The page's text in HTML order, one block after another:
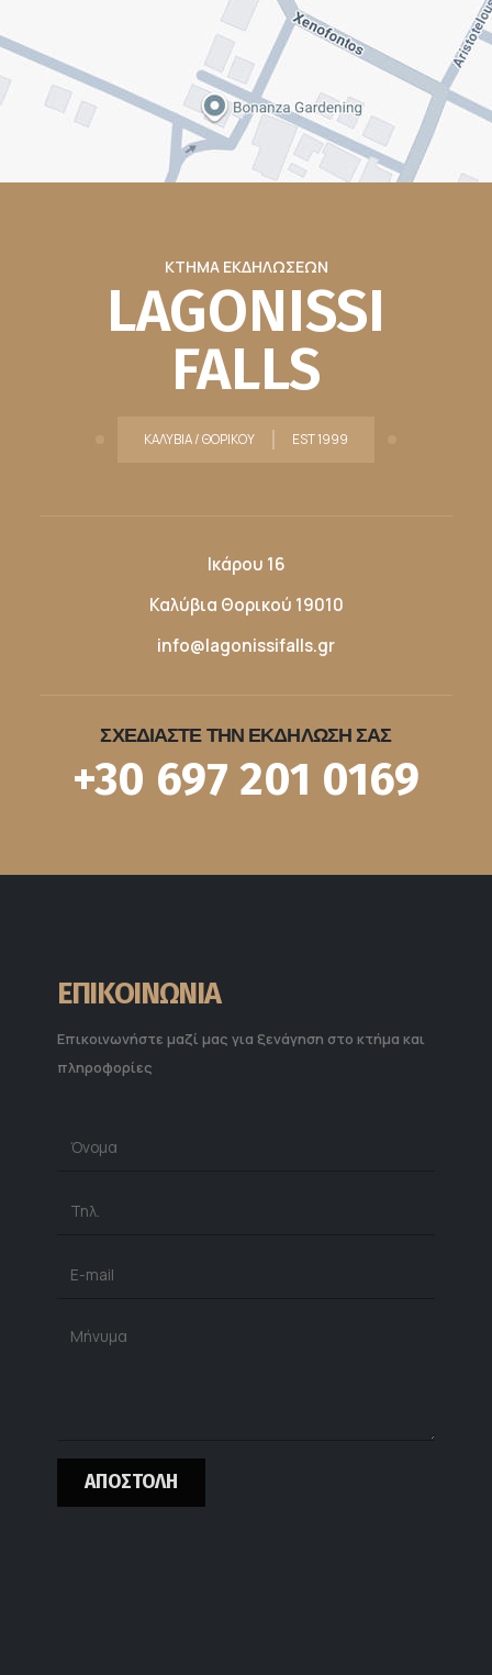
ΚΤΗΜΑ ΕΚΔΗΛΩΣΕΩΝ
LAGONISSI
FALLS
ΚΑΛΥΒΙΑ / ΘΟΡΙΚΟΥ EST 1999
Ικάρου 16
Καλύβια Θορικού 19010
info@lagonissifalls.gr
ΣΧΕΔΙΑΣΤΕ ΤΗΝ ΕΚΔΗΛΩΣΗ ΣΑΣ
+30 697 201 0169
ΕΠΙΚΟΙΝΩΝΙΑ
Επικοινωνήστε μαζί μας για ξενάγηση στο κτήμα και
πληροφορίες